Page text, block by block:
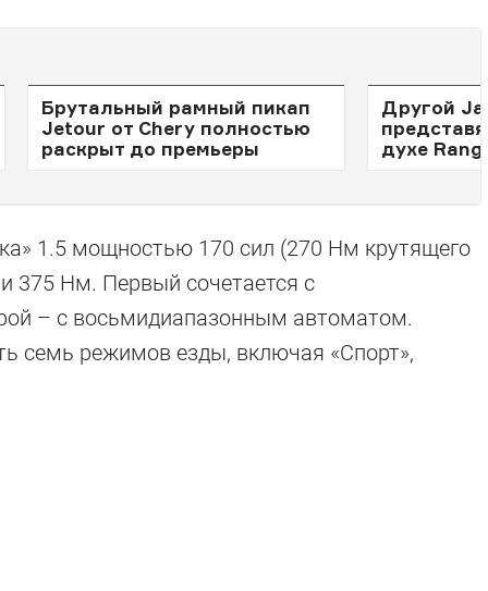
Брутальный рамный пикап
Jetour от Chery полностью
раскрыт до премьеры
Другой
духе
1.5 мощностью 170 сил (270 Нм крутящего
375 Нм. Первый сочетается с
– с восьмидиапазонным автоматом.
семь режимов езды, включая «Спорт»,